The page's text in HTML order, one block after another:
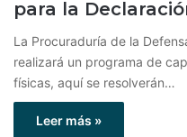
para la
La Procuraduría de la
realizará un programa de
físicas, aquí se resolverán…
Leer más »